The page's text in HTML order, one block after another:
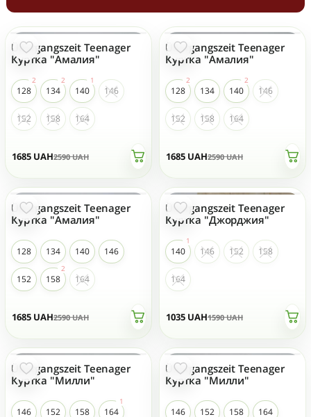
- 35 %
1685 UAH2590UAH
Übergangszeit Teenager
Куртка "Амалия"
128 134 140 146
152 158 164
- 35 %
1685 UAH2590UAH
Übergangszeit Teenager
Куртка "Амалия"
128 134 140 146
152 158 164
- 35 %
1685 UAH2590UAH
Übergangszeit Teenager
Куртка "Амалия"
128 134 140 146
152 158 164
- 35 %
1035 UAH1590UAH
Übergangszeit Teenager
Куртка "Джорджия"
140 146 152 158
164
- 35 %
Übergangszeit Teenager
Куртка "Милли"
146 152 158 164
- 35 %
Übergangszeit Teenager
Куртка "Милли"
146 152 158 164